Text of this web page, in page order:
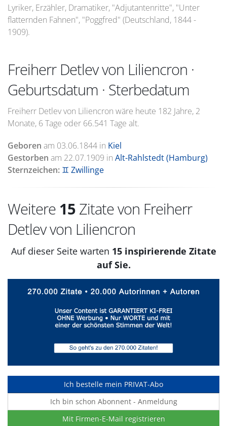
Lyriker, Erzähler, Dramatiker, "Adjutantenritte", "Unter
flatternden Fahnen", "Poggfred" (Deutschland, 1844 -
1909).
Freiherr Detlev von Liliencron ·
Geburtsdatum · Sterbedatum
Freiherr Detlev von Liliencron wäre heute 182 Jahre, 2
Monate, 6 Tage oder 66.541 Tage alt.
Geboren am 03.06.1844 in Kiel
Gestorben am 22.07.1909 in Alt-Rahlstedt (Hamburg)
Sternzeichen: ♊ Zwillinge
Weitere 15 Zitate von Freiherr
Detlev von Liliencron
Auf dieser Seite warten 15 inspirierende Zitate
auf Sie.
Ich bestelle mein PRIVAT-Abo
Ich bin schon Abonnent - Anmeldung
Mit Firmen-E-Mail registrieren